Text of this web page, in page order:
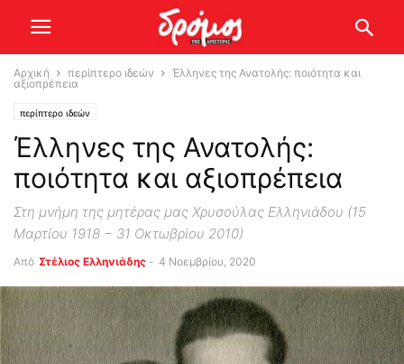
Αρχική περίπτερο ιδεών
Έλληνες της Ανατολής: ποιότητα και
αξιοπρέπεια
περίπτερο ιδεών
Έλληνες της Ανατολής:
ποιότητα και αξιοπρέπεια
Στη μνήμη της μητέρας μας Χρυσούλας Ελληνιάδου (15
Μαρτίου 1918 − 31 Οκτωβρίου 2010)
Από Στέλιος Ελληνιάδης - 4 Νοεμβρίου, 2020